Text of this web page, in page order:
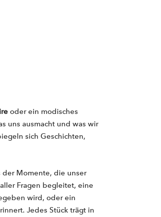
oder ein modisches
uns ausmacht und was wir
sich Geschichten,
der Momente, die unser
Fragen begleitet, eine
wird, oder ein
Jedes Stück trägt in